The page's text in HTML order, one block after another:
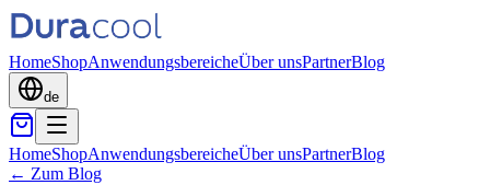
HomeShopAnwendungsbereicheÜber unsPartnerBlog
de
HomeShopAnwendungsbereicheÜber unsPartnerBlog
← Zum Blog